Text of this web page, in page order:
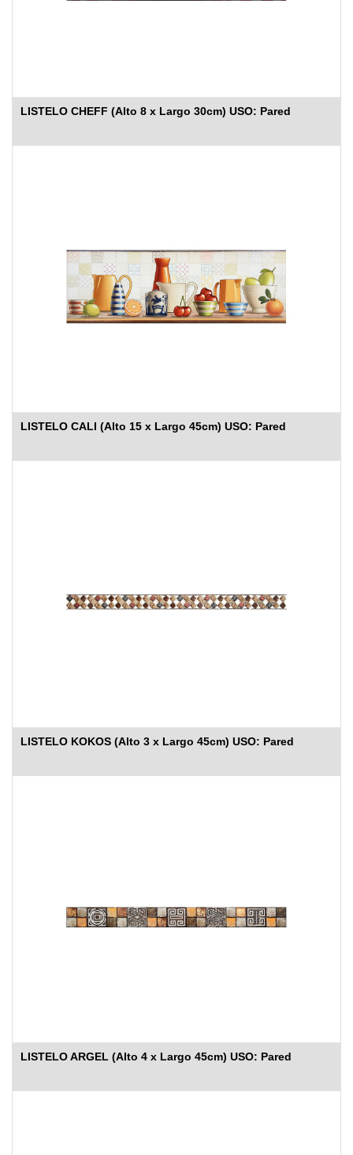
LISTELO CHEFF (Alto 8 x Largo 30cm) USO: Pared
LISTELO CALI (Alto 15 x Largo 45cm) USO: Pared
LISTELO KOKOS (Alto 3 x Largo 45cm) USO: Pared
LISTELO ARGEL (Alto 4 x Largo 45cm) USO: Pared